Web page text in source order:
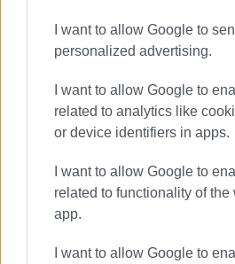
I want to allow Google to
personalized advertising.
I want to allow Google to
related to analytics like
or device identifiers in apps.
I want to allow Google to
related to functionality of the
app.
I want to allow Google to
«Μακεδονία»
Υπηρεσία
Αναστολή
ΣΧΕΤΙΚA AΡΘΡΑ